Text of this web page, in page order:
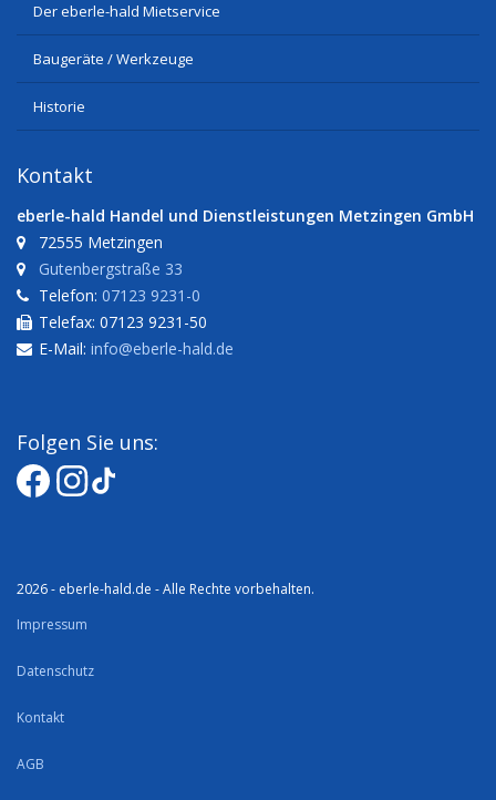
Der eberle-hald Mietservice
Baugeräte / Werkzeuge
Historie
Kontakt
eberle-hald Handel und Dienstleistungen Metzingen GmbH
72555 Metzingen
Gutenbergstraße 33
Telefon: 07123 9231-0
Telefax: 07123 9231-50
E-Mail: info@eberle-hald.de
Folgen Sie uns:
2026 - eberle-hald.de - Alle Rechte vorbehalten.
Impressum
Datenschutz
Kontakt
AGB